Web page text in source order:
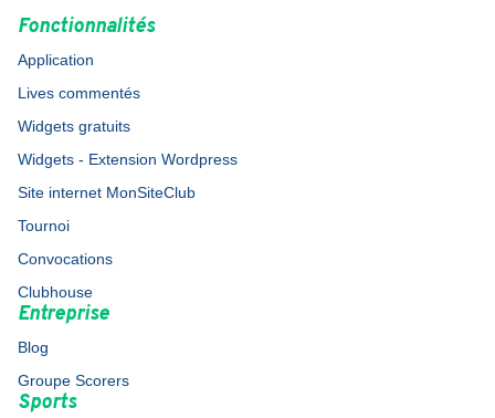
Fonctionnalités
Application
Lives commentés
Widgets gratuits
Widgets - Extension Wordpress
Site internet MonSiteClub
Tournoi
Convocations
Clubhouse
Entreprise
Blog
Groupe Scorers
Sports